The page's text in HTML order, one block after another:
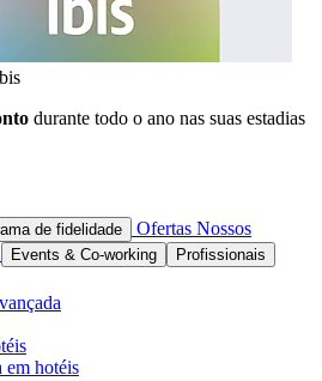
durante todo o ano nas suas estadias
de fidelidade Ofertas Nossos
Events & Co-working
Profissionais
em hotéis